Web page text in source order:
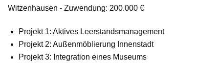
Witzenhausen - Zuwendung: 200.000 €
Projekt 1: Aktives Leerstandsmanagement
Projekt 2: Außenmöblierung Innenstadt
Projekt 3: Integration eines Museums